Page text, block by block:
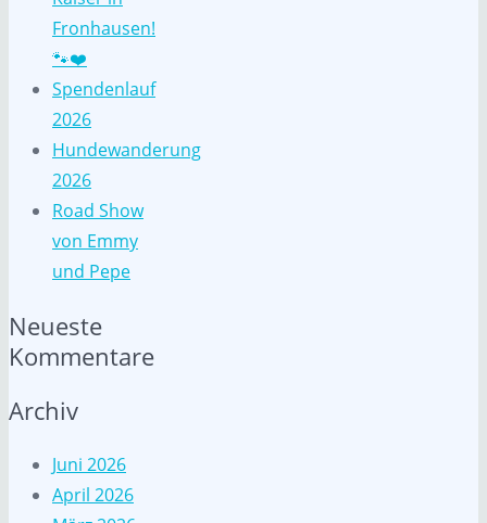
Fronhausen!
🐾❤️
Spendenlauf
2026
Hundewanderung
2026
Road Show
von Emmy
und Pepe
Neueste
Kommentare
Archiv
Juni 2026
April 2026